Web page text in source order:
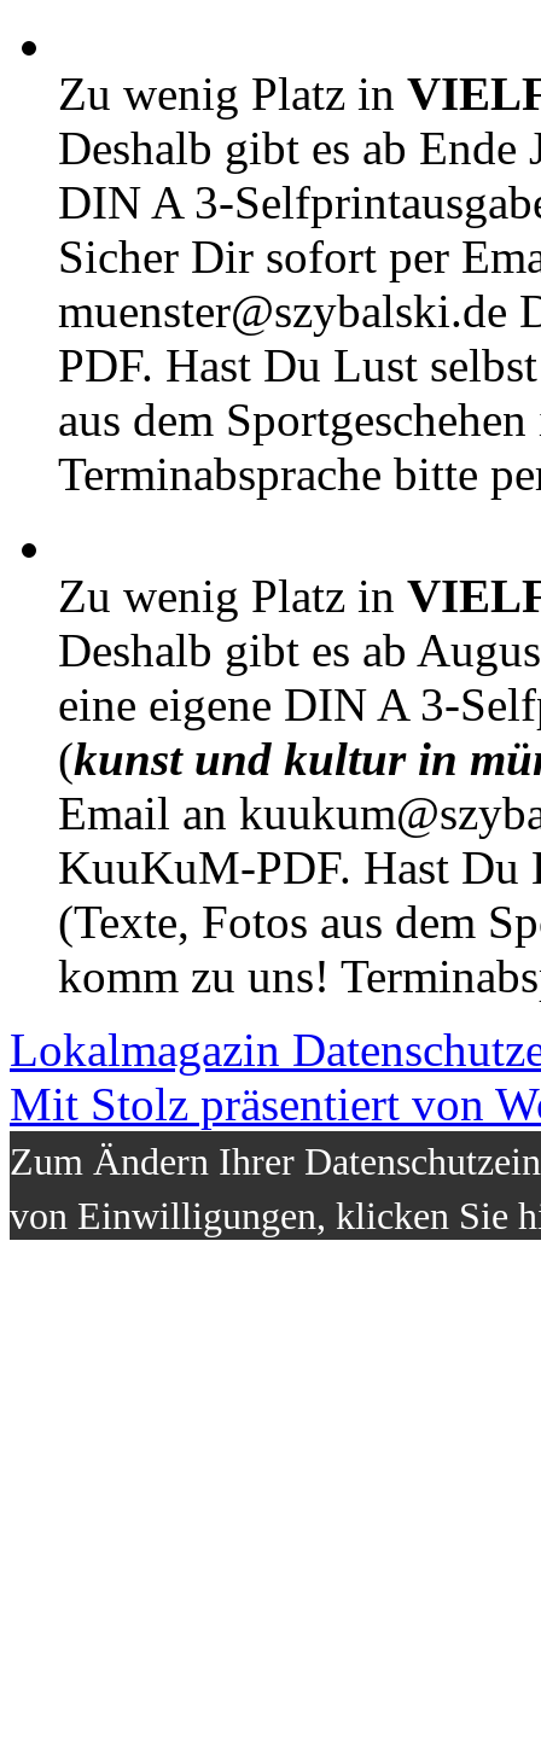
Zu wenig Platz in
Deshalb gibt es ab Ende
DIN A 3-
Sicher Dir sofort per
muenster@szybalski.de
PDF. Hast Du Lust
aus dem
Terminabsprache bitte
Zu wenig Platz in
Deshalb gibt es ab
eine eigene DIN A 3-
(kunst und kultur in
Email an
KuuKuM-PDF. Hast Du
(Texte, Fotos aus dem
komm zu uns!
Lokalmagazin
Mit Stolz präsentiert von
Zum Ändern Ihrer
von Einwilligungen, klicken Sie